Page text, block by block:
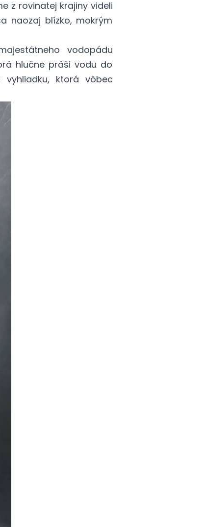
z rovinatej krajiny videli
naozaj blízko, mokrým
vodopádu
hlučne práši vodu do
ktorá vôbec